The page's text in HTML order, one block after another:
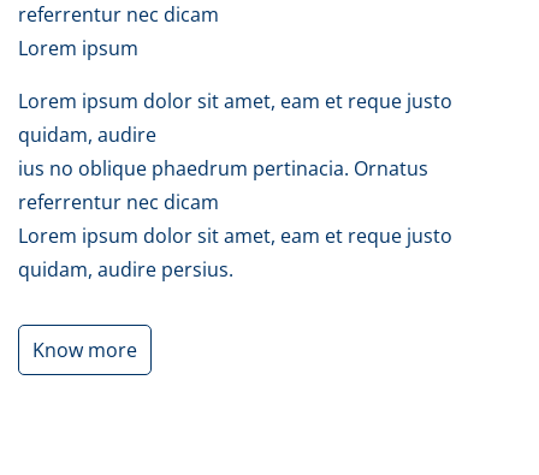
referrentur nec dicam
Lorem ipsum
Lorem ipsum dolor sit amet, eam et reque justo
quidam, audire
ius no oblique phaedrum pertinacia. Ornatus
referrentur nec dicam
Lorem ipsum dolor sit amet, eam et reque justo
quidam, audire persius.
Know more